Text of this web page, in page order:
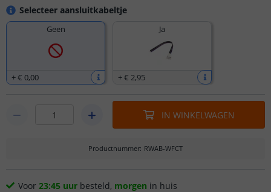
Selecteer aansluitkabeltje
Geen
+€ 0,00
Ja
+€ 2,95
IN WINKELWAGEN
Productnummer: RWAB-WFCT
Voor 23:45 uur besteld, morgen in huis